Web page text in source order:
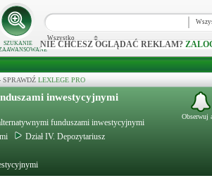
SZUKANIE
Wszystko
NIE CHCESZ OGLĄDAĆ REKLAM?
SPRAWDŹ LEXLEGE PRO
inwestycyjnymi
funduszami inwestycyjnymi
Dział IV. Depozytariusz
Obserwuj